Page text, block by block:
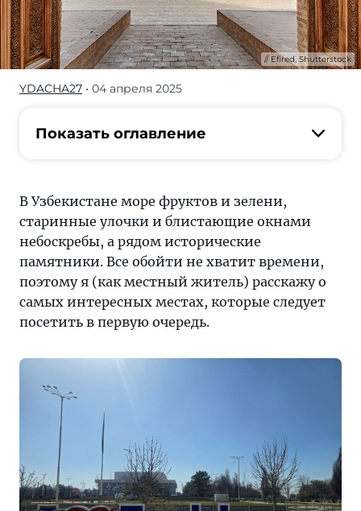
Efired, Shutterstock
Гид
Ташкенту.
том,
сходить,
посмотреть,
остановиться
YDACHA27 • 04 апреля 2025
Показать оглавление
В Узбекистане море фруктов и зелени,
старинные улочки и блистающие окнами
небоскребы, а рядом исторические
памятники. Все обойти не хватит времени,
поэтому я (как местный житель) расскажу о
самых интересных местах, которые следует
посетить в первую очередь.